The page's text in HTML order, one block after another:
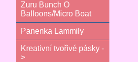
Zuru Bunch O
Balloons/Micro Boat
Panenka Lammily
Kreativní tvořivé pásky -
>